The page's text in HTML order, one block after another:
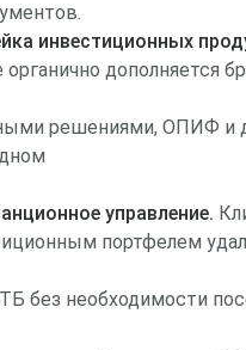
инвестиционных
дополняется
решениями, ОПИФ и
управление.
портфелем
без необходимости